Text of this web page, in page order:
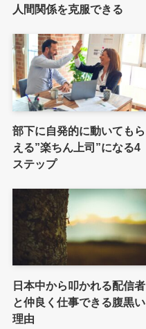
人間関係を克服できる
部下に自発的に動いてもら
える”楽ちん上司”になる4
ステップ
日本中から叩かれる配信者
と仲良く仕事できる腹黒い
理由